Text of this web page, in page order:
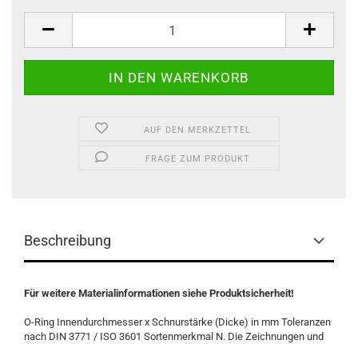
AUF DEN MERKZETTEL
FRAGE ZUM PRODUKT
Beschreibung
Für weitere Materialinformationen siehe Produktsicherheit!
O-Ring Innendurchmesser x Schnurstärke (Dicke) in mm Toleranzen
nach DIN 3771 / ISO 3601 Sortenmerkmal N. Die Zeichnungen und